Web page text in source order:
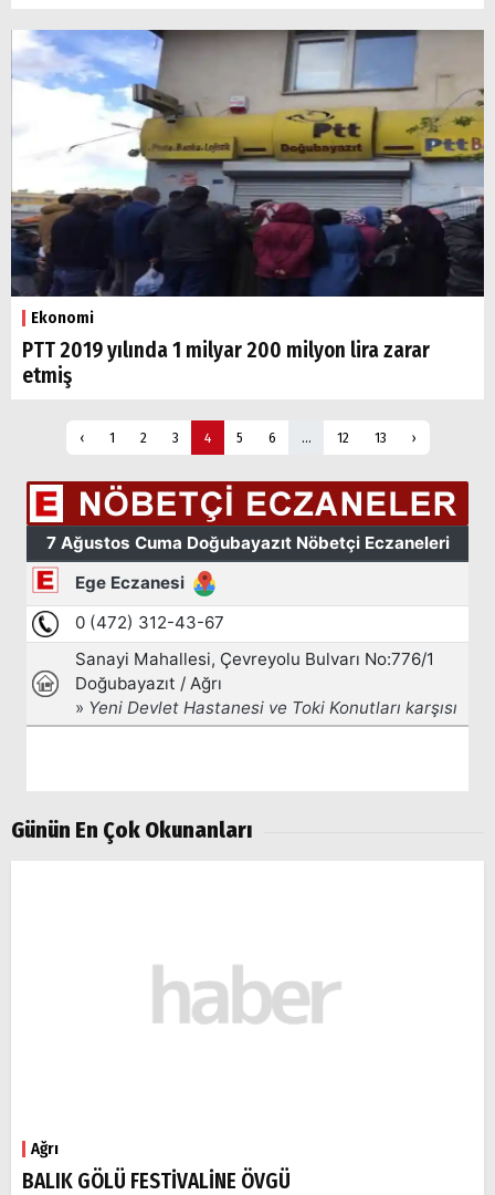
Ekonomi
PTT 2019 yılında 1 milyar 200 milyon lira zarar
etmiş
‹ 1 2 3 4 5 6 ... 12 13 ›
Günün En Çok Okunanları
Ağrı
BALIK GÖLÜ FESTİVALİNE ÖVGÜ